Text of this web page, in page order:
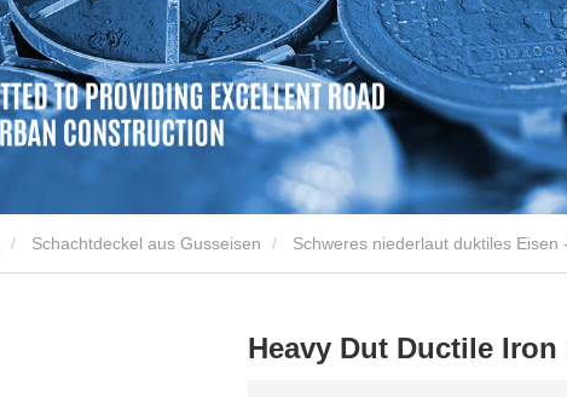
Schachtdeckel aus Gusseisen Schweres niederlaut duktiles Eisen
Heavy Dut Ductile